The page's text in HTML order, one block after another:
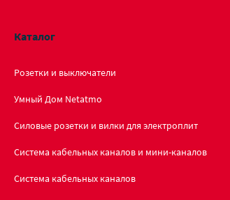
Каталог
Розетки и выключатели
Умный Дом Netatmo
Силовые розетки и вилки для электроплит
Система кабельных каналов и мини-каналов
Система кабельных каналов